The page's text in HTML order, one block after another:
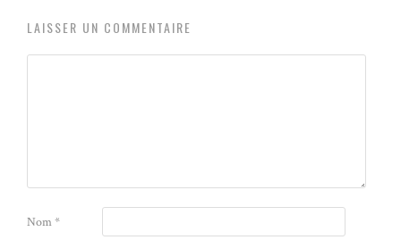
LAISSER UN COMMENTAIRE
Nom*